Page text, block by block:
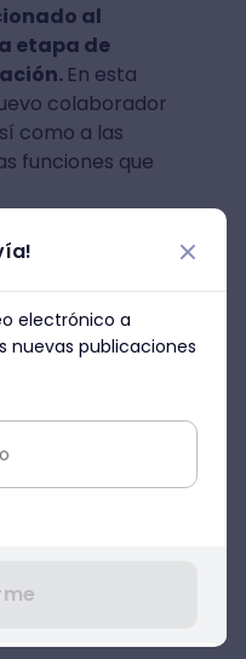
al
etapa de
En esta
colaborador
como a las
funciones que
de
electrónico a
nuevas publicaciones